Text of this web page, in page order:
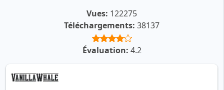
Vues: 122275
Téléchargements: 38137
Évaluation: 4.2